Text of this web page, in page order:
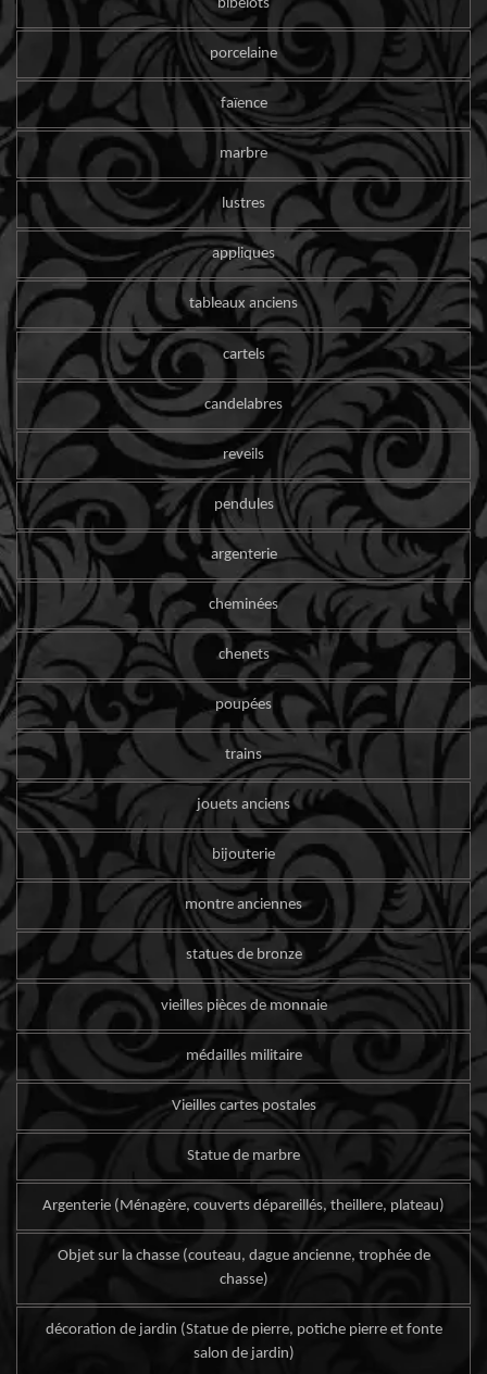
bibelots
porcelaine
faïence
marbre
lustres
appliques
tableaux anciens
cartels
candelabres
reveils
pendules
argenterie
cheminées
chenets
poupées
trains
jouets anciens
bijouterie
montre anciennes
statues de bronze
vieilles pièces de monnaie
médailles militaire
Vieilles cartes postales
Statue de marbre
Argenterie (Ménagère, couverts dépareillés, theillere, plateau)
Objet sur la chasse (couteau, dague ancienne, trophée de
chasse)
décoration de jardin (Statue de pierre, potiche pierre et fonte
salon de jardin)